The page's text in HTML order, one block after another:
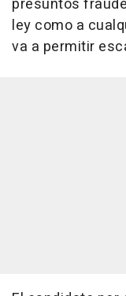
presuntos
ley como a
va a permitir